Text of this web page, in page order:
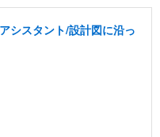
シスタント/設計図に沿っ